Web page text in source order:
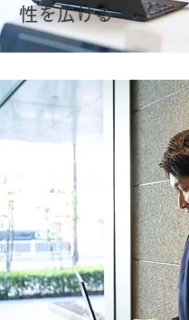
性を広げる